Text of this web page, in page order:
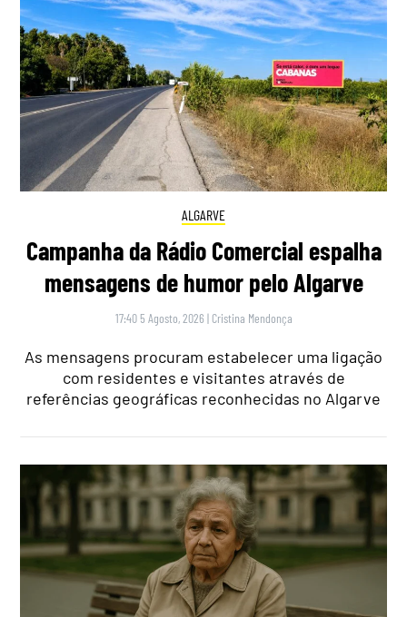
ALGARVE
Campanha da Rádio Comercial espalha
mensagens de humor pelo Algarve
17:40 5 Agosto, 2026 | Cristina Mendonça
As mensagens procuram estabelecer uma ligação
com residentes e visitantes através de
referências geográficas reconhecidas no Algarve